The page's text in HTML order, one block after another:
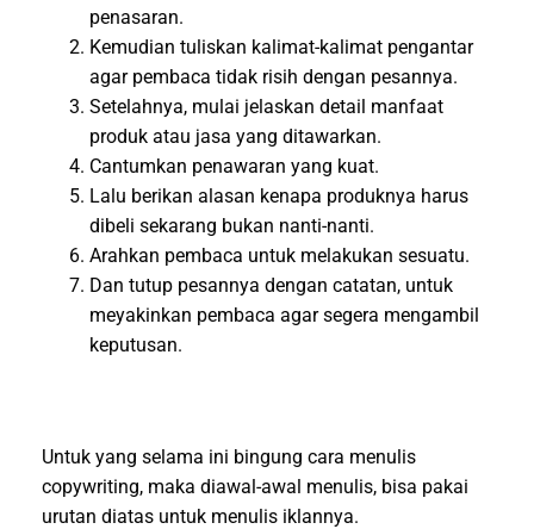
penasaran.
Kemudian tuliskan kalimat-kalimat pengantar
agar pembaca tidak risih dengan pesannya.
Setelahnya, mulai jelaskan detail manfaat
produk atau jasa yang ditawarkan.
Cantumkan penawaran yang kuat.
Lalu berikan alasan kenapa produknya harus
dibeli sekarang bukan nanti-nanti.
Arahkan pembaca untuk melakukan sesuatu.
Dan tutup pesannya dengan catatan, untuk
meyakinkan pembaca agar segera mengambil
keputusan.
Untuk yang selama ini bingung cara menulis
copywriting, maka diawal-awal menulis, bisa pakai
urutan diatas untuk menulis iklannya.